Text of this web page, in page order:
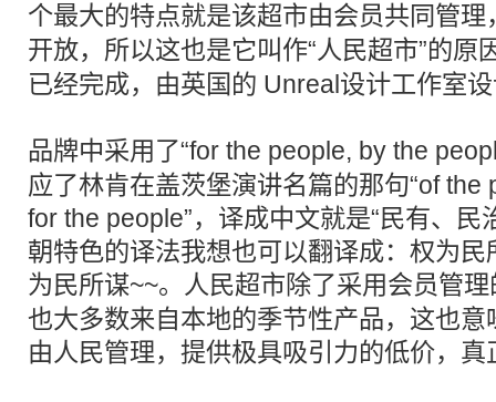
个最大的特点就是该超市由会员共同管理
开放，所以这也是它叫作“人民超市”的原
已经完成，由英国的 Unreal设计工作室
品牌中采用了“for the people, by the
应了林肯在盖茨堡演讲名篇的那句“of the
for the people”，译成中文就是“民有、民
朝特色的译法我想也可以翻译成：权为
为民所谋~~。人民超市除了采用会员管理
也大多数来自本地的季节性产品，这也
由人民管理，提供极具吸引力的低价，